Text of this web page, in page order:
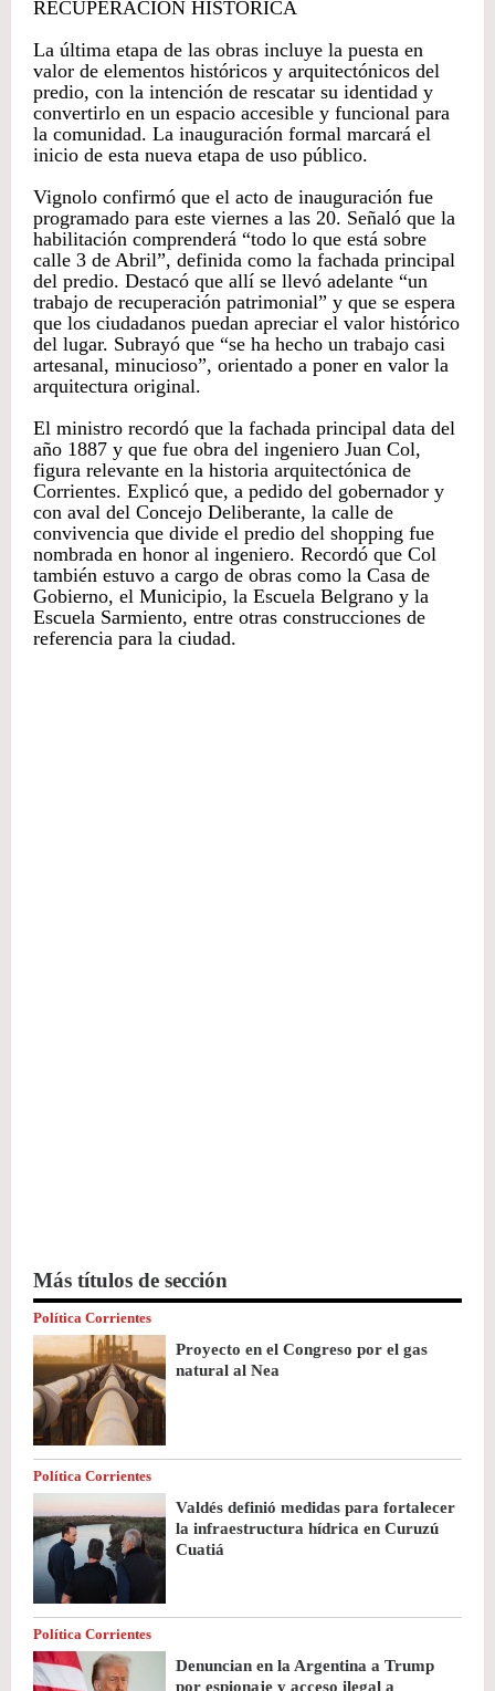
RECUPERACIÓN HISTÓRICA
La última etapa de las obras incluye la puesta en
valor de elementos históricos y arquitectónicos del
predio, con la intención de rescatar su identidad y
convertirlo en un espacio accesible y funcional para
la comunidad. La inauguración formal marcará el
inicio de esta nueva etapa de uso público.
Vignolo confirmó que el acto de inauguración fue
programado para este viernes a las 20. Señaló que la
habilitación comprenderá “todo lo que está sobre
calle 3 de Abril”, definida como la fachada principal
del predio. Destacó que allí se llevó adelante “un
trabajo de recuperación patrimonial” y que se espera
que los ciudadanos puedan apreciar el valor histórico
del lugar. Subrayó que “se ha hecho un trabajo casi
artesanal, minucioso”, orientado a poner en valor la
arquitectura original.
El ministro recordó que la fachada principal data del
año 1887 y que fue obra del ingeniero Juan Col,
figura relevante en la historia arquitectónica de
Corrientes. Explicó que, a pedido del gobernador y
con aval del Concejo Deliberante, la calle de
convivencia que divide el predio del shopping fue
nombrada en honor al ingeniero. Recordó que Col
también estuvo a cargo de obras como la Casa de
Gobierno, el Municipio, la Escuela Belgrano y la
Escuela Sarmiento, entre otras construcciones de
referencia para la ciudad.
Más títulos de sección
Política Corrientes
Proyecto en el Congreso por el gas
natural al Nea
Política Corrientes
Valdés definió medidas para fortalecer
la infraestructura hídrica en Curuzú
Cuatiá
Política Corrientes
Denuncian en la Argentina a Trump
por espionaje y acceso ilegal a